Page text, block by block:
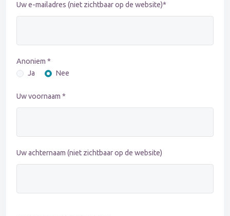
Uw e-mailadres (niet zichtbaar op de website)*
Anoniem *
Ja
Nee
Uw voornaam *
Uw achternaam (niet zichtbaar op de website)